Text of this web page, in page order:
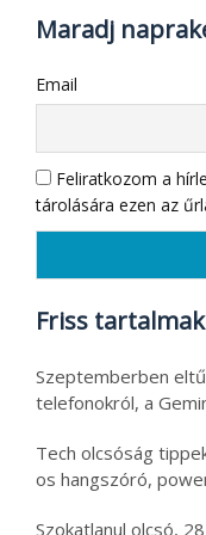
Maradj
Email
Feliratkozom a
tárolására ezen az
Friss tartalmak
Szeptemberben
telefonokról, a
Tech olcsóság
os hangszóró,
Szokatlanul olcsó,